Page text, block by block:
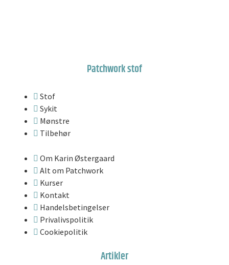
Patchwork stof
Stof
Sykit
Mønstre
Tilbehør
Om Karin Østergaard
Alt om Patchwork
Kurser
Kontakt
Handelsbetingelser
Privalivspolitik
Cookiepolitik
Artikler